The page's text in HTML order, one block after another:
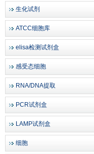
生化试剂
ATCC细胞库
elisa检测试剂盒
感受态细胞
RNA/DNA提取
PCR试剂盒
LAMP试剂盒
细胞